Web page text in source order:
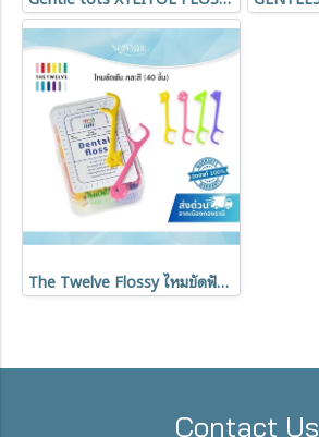
The Twelve Flossy ไหมขัดฟันสำหรับเด็ก นำเข้าจากเกาหลี เส้นไหมนุ่มพิเศษ
Contact Us